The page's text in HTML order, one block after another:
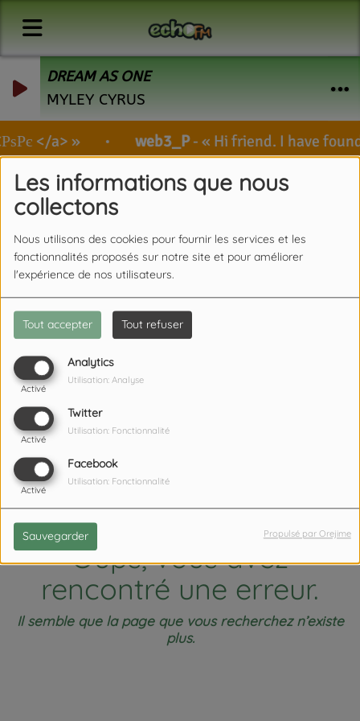
Les informations que nous
collectons
Nous utilisons des cookies pour fournir les services et les
fonctionnalités proposés sur notre site et pour améliorer
l'expérience de nos utilisateurs.
Tout accepter Tout refuser
Analytics
Activé
Utilisation: Analyse
Twitter
Activé
Utilisation: Fonctionnalité
Facebook
Activé
Utilisation: Fonctionnalité
Sauvegarder Propulsé par Orejime
DREAM AS ONE
MYLEY CYRUS
</a> web3_P- Hi friend. I have found
404
Oups, vous avez
rencontré une erreur.
Il semble que la page que vous recherchez n’existe
plus.